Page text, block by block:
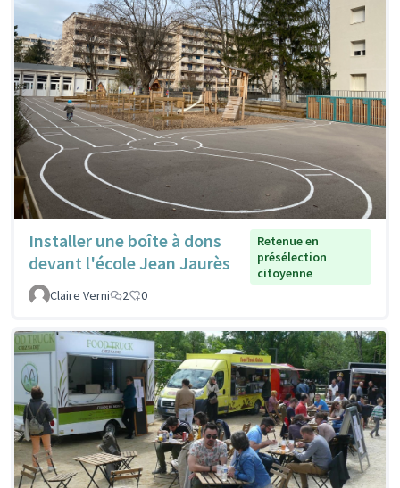
Installer une boîte à dons
devant l'école Jean Jaurès
Retenue en
présélection
citoyenne
Claire Verni
2 0